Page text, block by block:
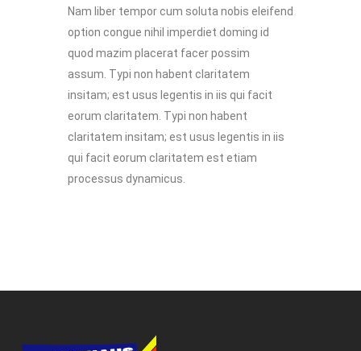
Nam liber tempor cum soluta nobis eleifend
option congue nihil imperdiet doming id
quod mazim placerat facer possim
assum. Typi non habent claritatem
insitam; est usus legentis in iis qui facit
eorum claritatem. Typi non habent
claritatem insitam; est usus legentis in iis
qui facit eorum claritatem est etiam
processus dynamicus.